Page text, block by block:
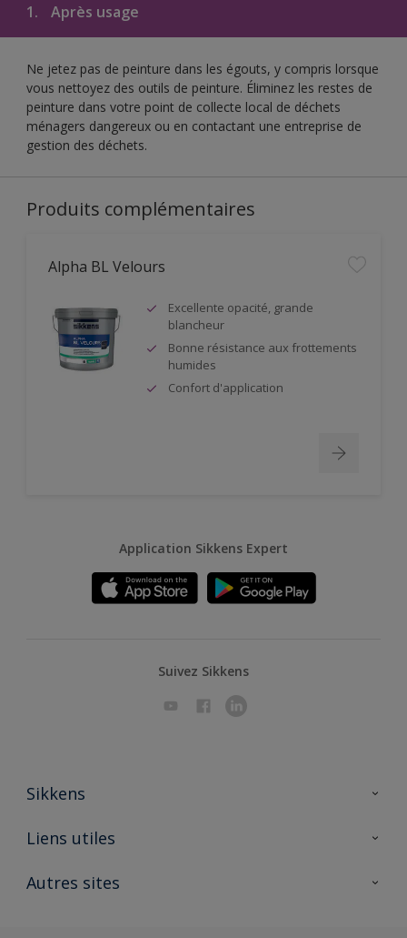
1. Après usage
Ne jetez pas de peinture dans les égouts, y compris lorsque
vous nettoyez des outils de peinture. Éliminez les restes de
peinture dans votre point de collecte local de déchets
ménagers dangereux ou en contactant une entreprise de
gestion des déchets.
Produits complémentaires
Alpha BL Velours
Excellente opacité, grande
blancheur
Bonne résistance aux frottements
humides
Confort d'application
Application Sikkens Expert
Suivez Sikkens
Sikkens
A propos de Sikkens
Liens utiles
Ouvrir un magasin PASS
Autres sites